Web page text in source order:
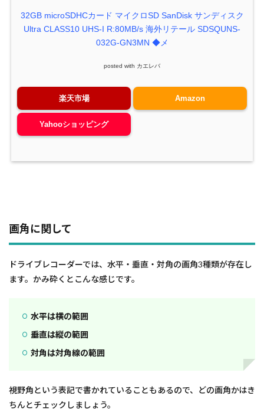
32GB microSDHCカード マイクロSD SanDisk サンディスク
Ultra CLASS10 UHS-I R:80MB/s 海外リテール SDSQUNS-
032G-GN3MN ◆メ
posted with カエレバ
楽天市場 Amazon
Yahooショッピング
画角に関して
ドライブレコーダーでは、水平・垂直・対角の画角3種類が存在し
ます。かみ砕くとこんな感じです。
水平は横の範囲
垂直は縦の範囲
対角は対角線の範囲
視野角という表記で書かれていることもあるので、どの画角かはき
ちんとチェックしましょう。